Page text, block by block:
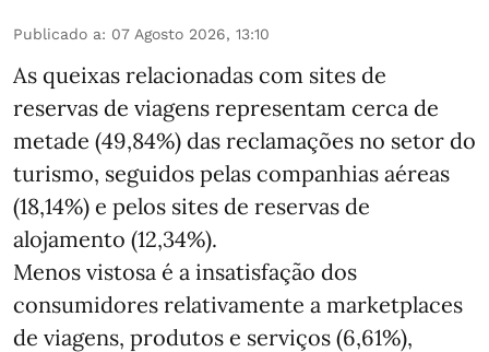
Publicado a: 07 Agosto 2026, 13:10
As queixas relacionadas com sites de
reservas de viagens representam cerca de
metade (49,84%) das reclamações no setor do
turismo, seguidos pelas companhias aéreas
(18,14%) e pelos sites de reservas de
alojamento (12,34%).
Menos vistosa é a insatisfação dos
consumidores relativamente a marketplaces
de viagens, produtos e serviços (6,61%),